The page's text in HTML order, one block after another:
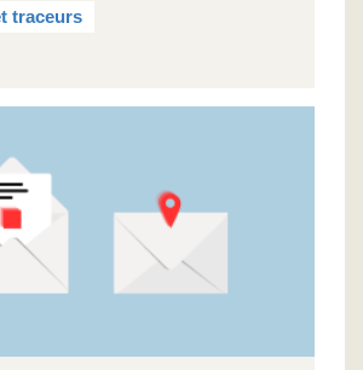
traceurs